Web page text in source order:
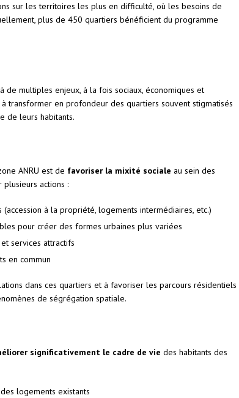
sur les territoires les plus en difficulté, où les besoins de
plus de 450 quartiers bénéficient du programme
de multiples enjeux, à la fois sociaux, économiques et
transformer en profondeur des quartiers souvent stigmatisés
de leurs habitants.
ANRU est de favoriser la mixité sociale au sein des
actions :
à la propriété, logements intermédiaires, etc.)
pour créer des formes urbaines plus variées
services attractifs
en commun
dans ces quartiers et à favoriser les parcours résidentiels
de ségrégation spatiale.
significativement le cadre de vie des habitants des
logements existants